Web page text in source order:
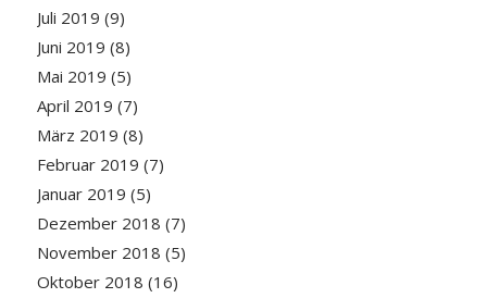
Juli 2019 (9)
Juni 2019 (8)
Mai 2019 (5)
April 2019 (7)
März 2019 (8)
Februar 2019 (7)
Januar 2019 (5)
Dezember 2018 (7)
November 2018 (5)
Oktober 2018 (16)